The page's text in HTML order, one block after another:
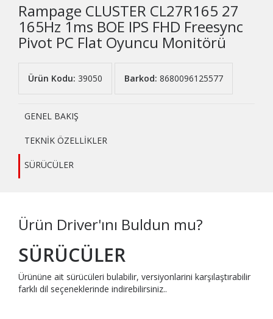
Rampage CLUSTER CL27R165 27
165Hz 1ms BOE IPS FHD Freesync
Pivot PC Flat Oyuncu Monitörü
Ürün Kodu: 39050 Barkod: 8680096125577
GENEL BAKIŞ
TEKNİK ÖZELLİKLER
SÜRÜCÜLER
Ürün Driver'ını Buldun mu?
SÜRÜCÜLER
Ürününe ait sürücüleri bulabilir, versiyonlarini karşılaştırabilir
farklı dil seçeneklerinde indirebilirsiniz..